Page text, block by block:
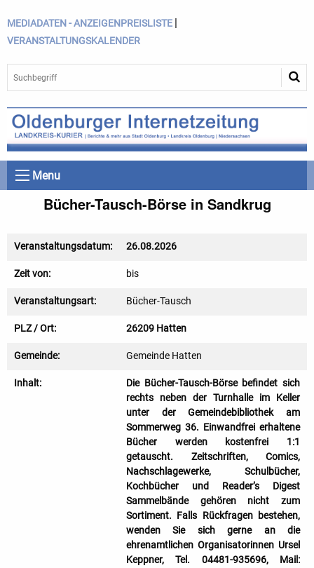
MEDIADATEN - ANZEIGENPREISLISTE |
VERANSTALTUNGSKALENDER
Menu
Bücher-Tausch-Börse in Sandkrug
Veranstaltungsdatum: 26.08.2026
Zeit von: bis
Veranstaltungsart: Bücher-Tausch
PLZ / Ort: 26209 Hatten
Gemeinde: Gemeinde Hatten
Inhalt:
Die Bücher-Tausch-Börse befindet sich
rechts neben der Turnhalle im Keller
unter der Gemeindebibliothek am
Sommerweg 36. Einwandfrei erhaltene
Bücher werden kostenfrei 1:1
getauscht. Zeitschriften, Comics,
Nachschlagewerke, Schulbücher,
Kochbücher und Reader’s Digest
Sammelbände gehören nicht zum
Sortiment. Falls Rückfragen bestehen,
wenden Sie sich gerne an die
ehrenamtlichen Organisatorinnen Ursel
Keppner, Tel. 04481-935696, Mail: